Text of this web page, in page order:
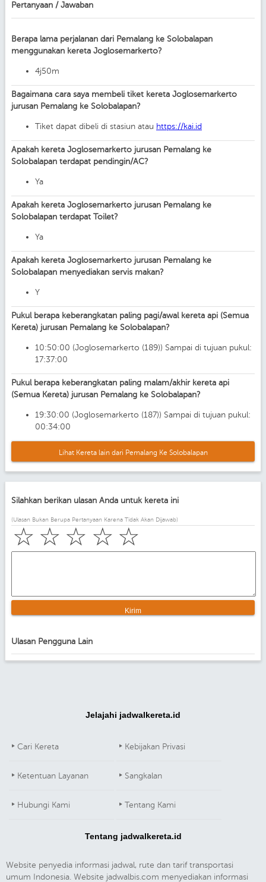
Pertanyaan / Jawaban
Berapa lama perjalanan dari Pemalang ke Solobalapan
menggunakan kereta Joglosemarkerto?
4j50m
Bagaimana cara saya membeli tiket kereta Joglosemarkerto
jurusan Pemalang ke Solobalapan?
Tiket dapat dibeli di stasiun atau https://kai.id
Apakah kereta Joglosemarkerto jurusan Pemalang ke
Solobalapan terdapat pendingin/AC?
Ya
Apakah kereta Joglosemarkerto jurusan Pemalang ke
Solobalapan terdapat Toilet?
Ya
Apakah kereta Joglosemarkerto jurusan Pemalang ke
Solobalapan menyediakan servis makan?
Y
Pukul berapa keberangkatan paling pagi/awal kereta api (Semua
Kereta) jurusan Pemalang ke Solobalapan?
10:50:00 (Joglosemarkerto (189)) Sampai di tujuan pukul:
17:37:00
Pukul berapa keberangkatan paling malam/akhir kereta api
(Semua Kereta) jurusan Pemalang ke Solobalapan?
19:30:00 (Joglosemarkerto (187)) Sampai di tujuan pukul:
00:34:00
Lihat Kereta lain dari Pemalang Ke Solobalapan
Silahkan berikan ulasan Anda untuk kereta ini
(Ulasan Bukan Berupa Pertanyaan Karena Tidak Akan Dijawab)
☆
☆
☆
☆
☆
Ulasan Pengguna Lain
Jelajahi jadwalkereta.id
Cari Kereta Kebijakan Privasi
Ketentuan Layanan Sangkalan
Hubungi Kami Tentang Kami
Tentang jadwalkereta.id
Website penyedia informasi jadwal, rute dan tarif transportasi
umum Indonesia. Website jadwalbis.com menyediakan informasi